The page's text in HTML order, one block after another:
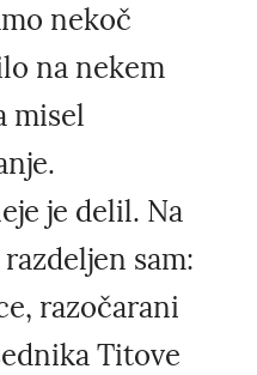
nekoč
na nekem
misel
je delil. Na
sam:
razočarani
Titove